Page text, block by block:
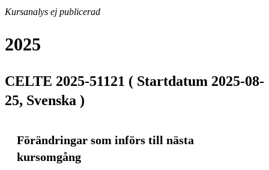
Kursanalys ej publicerad
2025
CELTE 2025-51121 ( Startdatum 2025-08-
25, Svenska )
Förändringar som införs till nästa
kursomgång